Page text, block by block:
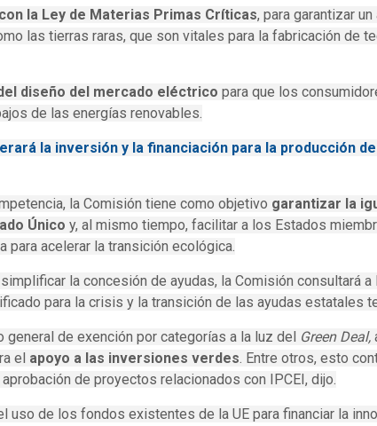
la Ley de Materias Primas Críticas, para garantizar
las tierras raras, que son vitales para la fabricación de
diseño del mercado eléctrico para que los
de las energías renovables.
la inversión y la financiación para la producción
la Comisión tiene como objetivo garantizar la
Único y, al mismo tiempo, facilitar a los Estados
para acelerar la transición ecológica.
la concesión de ayudas, la Comisión consultará
para la crisis y la transición de las ayudas estatales
general de exención por categorías a la luz del Green Deal,
el apoyo a las inversiones verdes. Entre otros, esto
de proyectos relacionados con IPCEI, dijo.
uso de los fondos existentes de la UE para financiar la